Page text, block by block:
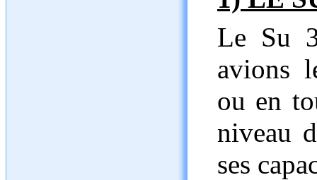
Le Su
avions
ou en
niveau
ses